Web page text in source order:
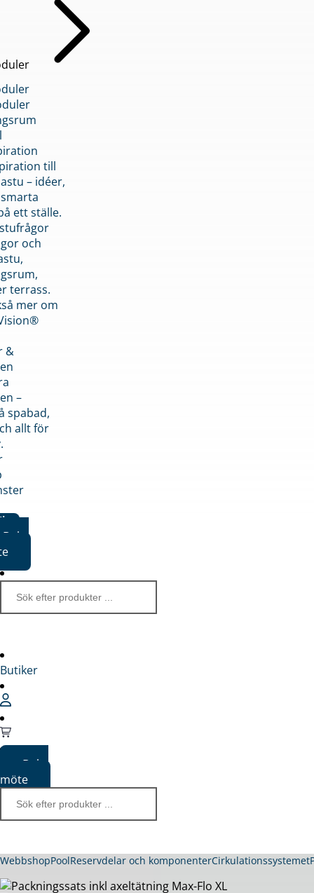
till
– idéer,
ett ställe.
och
terrass.
mer om
&
–
spabad,
allt för
Boka
Butiker
Boka
möte
WebbshopPoolReservdelar och komponenterCirkulationssystemet